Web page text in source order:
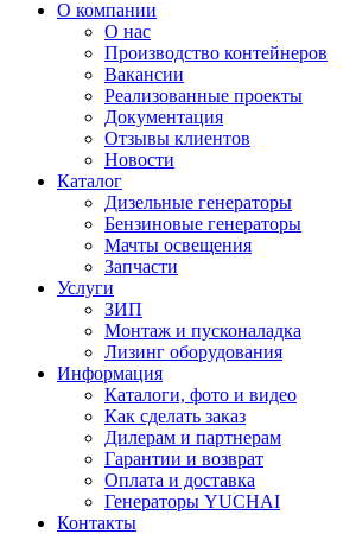
О компании
О нас
Производство контейнеров
Вакансии
Реализованные проекты
Документация
Отзывы клиентов
Новости
Каталог
Дизельные генераторы
Бензиновые генераторы
Мачты освещения
Запчасти
Услуги
ЗИП
Монтаж и пусконаладка
Лизинг оборудования
Информация
Каталоги, фото и видео
Как сделать заказ
Дилерам и партнерам
Гарантии и возврат
Оплата и доставка
Генераторы YUCHAI
Контакты